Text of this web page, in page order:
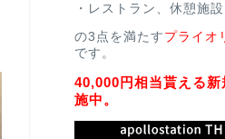
・レストラン、休憩施
の3点を満たす プライオ
です。
40,000円相当貰える
施中。